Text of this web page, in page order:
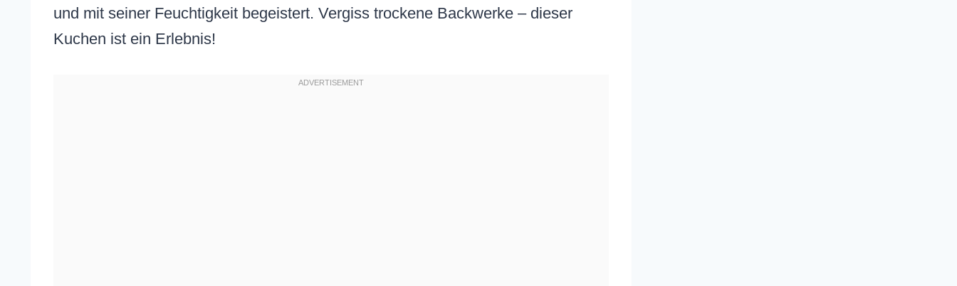
und mit seiner Feuchtigkeit begeistert. Vergiss trockene Backwerke – dieser
Kuchen ist ein Erlebnis!